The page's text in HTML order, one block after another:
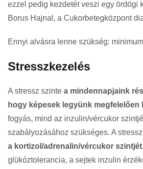
ezzel pedig kezdetét veszi egy ördögi
Borus Hajnal, a Cukorbetegközpont
Ennyi alvásra lenne szükség:
Stresszkezelés
A stressz szinte a mindennapjaink
hogy képesek legyünk megfelelően
fogyás, mind az inzulin/vércukor
szabályozásához szükséges. A
a kortizol/adrenalin/vércukor szintjét
glükóztolerancia, a sejtek inzulin